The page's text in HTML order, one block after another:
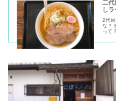
二
し
2代
な？
って
ン好